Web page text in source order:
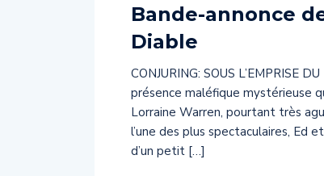
Bande-annonce
Diable
CONJURING: SOUS L’EMPRISE
présence maléfique mystérieuse
Lorraine Warren, pourtant très
l’une des plus spectaculaires, Ed
d’un petit […]